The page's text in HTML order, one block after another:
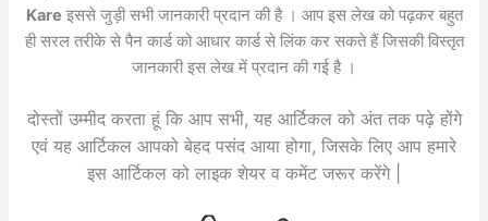
Kare इससे जुड़ी सभी जानकारी प्रदान की है । आप इस लेख को पढ़कर बहुत
ही सरल तरीके से पैन कार्ड को आधार कार्ड से लिंक कर सकते हैं जिसकी विस्तृत
जानकारी इस लेख में प्रदान की गई है ।
दोस्तों उम्मीद करता हूं कि आप सभी, यह आर्टिकल को अंत तक पढ़े होंगे
एवं यह आर्टिकल आपको बेहद पसंद आया होगा, जिसके लिए आप हमारे
इस आर्टिकल को लाइक शेयर व कमेंट जरूर करेंगे |